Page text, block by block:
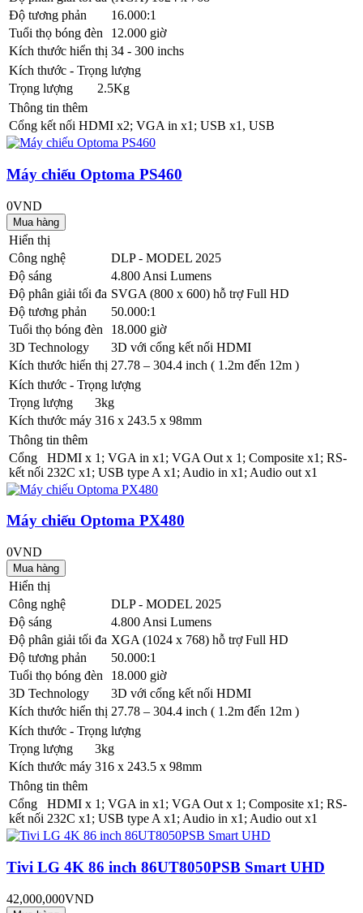
Độ tương phản
16.000:1
Tuổi thọ bóng đèn
12.000 giờ
Kích thước hiển thị 34 - 300 inchs
Kích thước - Trọng lượng
Trọng lượng
2.5Kg
Thông tin thêm
Cổng kết nối HDMI x2; VGA in x1; USB x1, USB
Máy chiếu Optoma PS460
0VND
Hiển thị
Công nghệ
DLP - MODEL 2025
Độ sáng
4.800 Ansi Lumens
Độ phân giải tối đa SVGA (800 x 600) hỗ trợ Full HD
Độ tương phản
50.000:1
Tuổi thọ bóng đèn
18.000 giờ
3D Technology
3D với cổng kết nối HDMI
Kích thước hiển thị 27.78 – 304.4 inch ( 1.2m đến 12m )
Kích thước - Trọng lượng
Trọng lượng
3kg
Kích thước máy 316 x 243.5 x 98mm
Thông tin thêm
Cổng
kết nối
HDMI x 1; VGA in x1; VGA Out x 1; Composite x1; RS-
232C x1; USB type A x1; Audio in x1; Audio out x1
Máy chiếu Optoma PX480
0VND
Hiển thị
Công nghệ
DLP - MODEL 2025
Độ sáng
4.800 Ansi Lumens
Độ phân giải tối đa XGA (1024 x 768) hỗ trợ Full HD
Độ tương phản
50.000:1
Tuổi thọ bóng đèn
18.000 giờ
3D Technology
3D với cổng kết nối HDMI
Kích thước hiển thị 27.78 – 304.4 inch ( 1.2m đến 12m )
Kích thước - Trọng lượng
Trọng lượng
3kg
Kích thước máy 316 x 243.5 x 98mm
Thông tin thêm
Cổng
kết nối
HDMI x 1; VGA in x1; VGA Out x 1; Composite x1; RS-
232C x1; USB type A x1; Audio in x1; Audio out x1
Tivi LG 4K 86 inch 86UT8050PSB Smart UHD
42,000,000VND